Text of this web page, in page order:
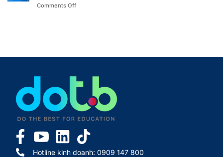
Comments Off
Hotline kinh doanh: 0909 147 800